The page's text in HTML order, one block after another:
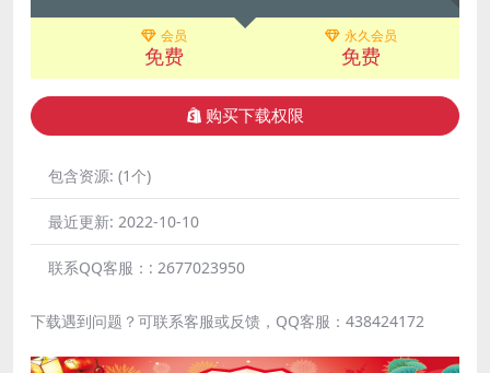
会员
免费
永久会员
免费
购买下载权限
包含资源: (1个)
最近更新: 2022-10-10
联系QQ客服：: 2677023950
下载遇到问题？可联系客服或反馈，QQ客服：438424172